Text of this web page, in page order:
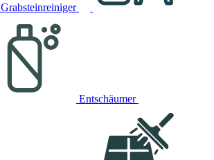
Grabsteinreiniger
Entschäumer